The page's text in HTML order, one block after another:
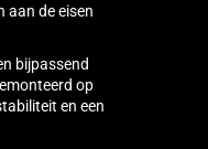
aan de eisen
bijpassend
op
en een